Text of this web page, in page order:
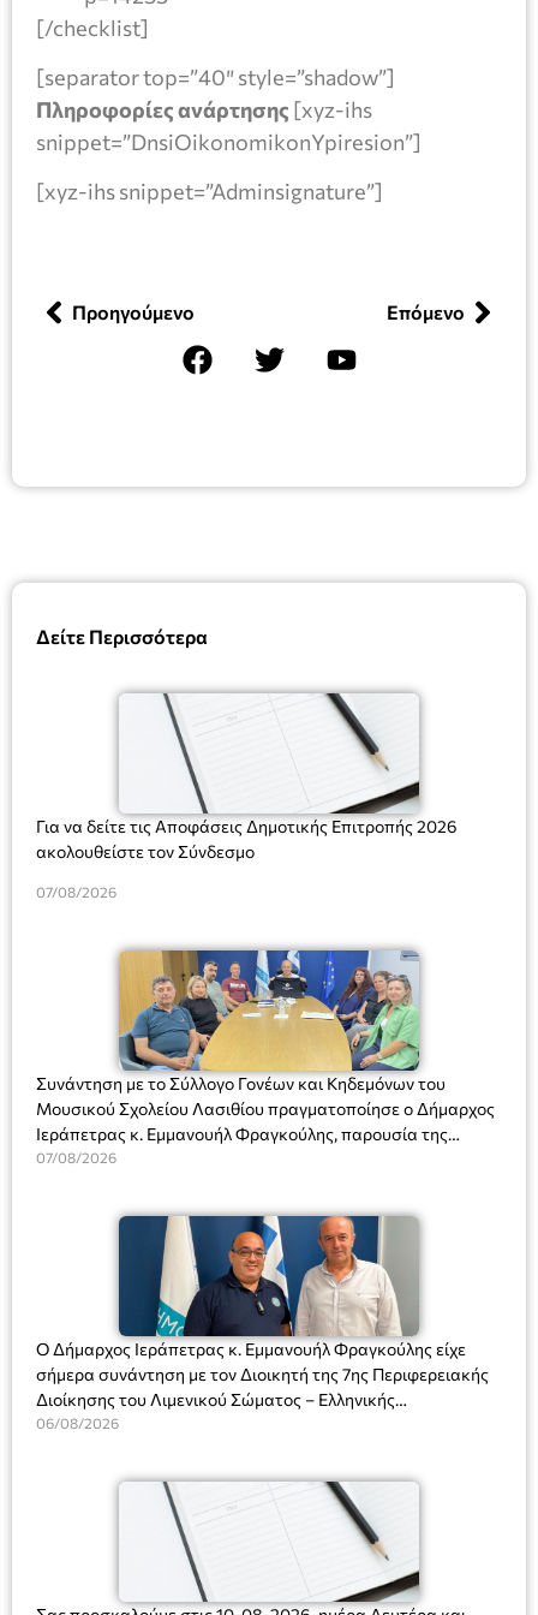
Δείτε Περισσότερα
Για να δείτε τις Αποφάσεις Δημοτικής Επιτροπής 2026
ακολουθείστε τον Σύνδεσμο
07/08/2026
Συνάντηση με το Σύλλογο Γονέων και Κηδεμόνων του
Μουσικού Σχολείου Λασιθίου πραγματοποίησε ο Δήμαρχος
Ιεράπετρας κ. Εμμανουήλ Φραγκούλης, παρουσία της
Διευθύντριας του σχολείου κας Μαριάννας Χαΐτα.
07/08/2026
Ο Δήμαρχος Ιεράπετρας κ. Εμμανουήλ Φραγκούλης είχε
σήμερα συνάντηση με τον Διοικητή της 7ης Περιφερειακής
Διοίκησης του Λιμενικού Σώματος – Ελληνικής
Ακτοφυλακής (Λ.Σ.-ΕΛ.ΑΚΤ.), Αρχιπλοίαρχο Λ.Σ. κ. Ιωάννη
06/08/2026
[/checklist]
[separator top=”40″ style=”shadow”]
Πληροφορίες ανάρτησης [xyz-ihs
snippet=”DnsiOikonomikonYpiresion”]
[xyz-ihs snippet=”Adminsignature”]
Προηγούμενο Επόμενο